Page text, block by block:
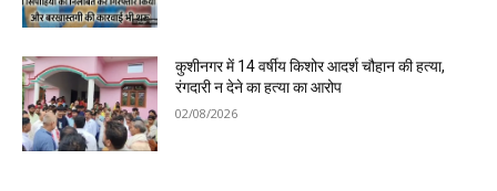
कुशीनगर में 14 वर्षीय किशोर आदर्श चौहान की हत्या,
रंगदारी न देने का हत्या का आरोप
02/08/2026